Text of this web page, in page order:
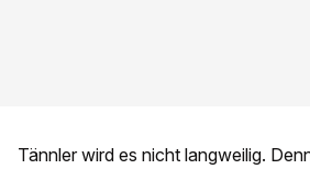
Tännler wird es nicht langweilig.